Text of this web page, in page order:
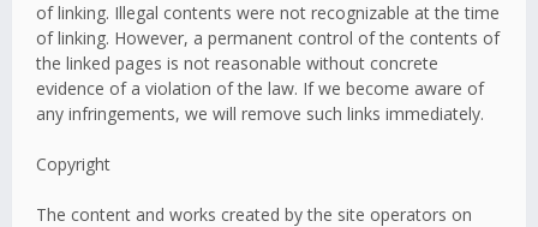
of linking. Illegal contents were not recognizable at the time
of linking. However, a permanent control of the contents of
the linked pages is not reasonable without concrete
evidence of a violation of the law. If we become aware of
any infringements, we will remove such links immediately.
Copyright
The content and works created by the site operators on